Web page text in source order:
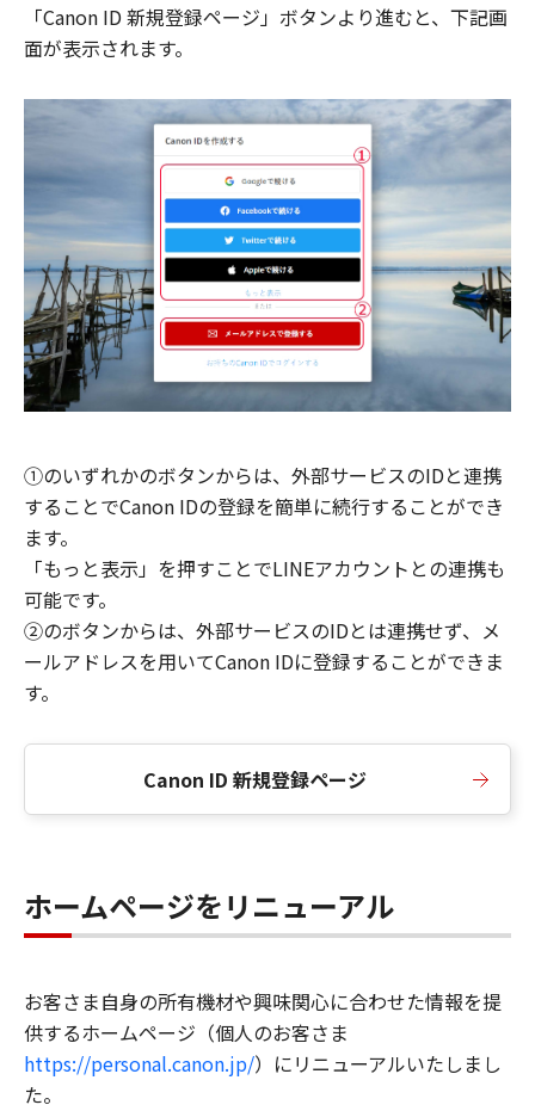
「Canon ID 新規登録ページ」ボタンより進むと、下記画
面が表示されます。
①のいずれかのボタンからは、外部サービスのIDと連携
することでCanon IDの登録を簡単に続行することができ
ます。
「もっと表示」を押すことでLINEアカウントとの連携も
可能です。
②のボタンからは、外部サービスのIDとは連携せず、メ
ールアドレスを用いてCanon IDに登録することができま
す。
Canon ID 新規登録ページ
ホームページをリニューアル
お客さま自身の所有機材や興味関心に合わせた情報を提
供するホームページ（個人のお客さま
https://personal.canon.jp/）にリニューアルいたしまし
た。